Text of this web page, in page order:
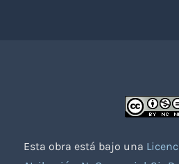
Esta obra está bajo una